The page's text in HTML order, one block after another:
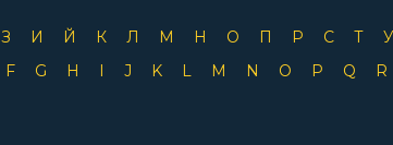
З И Й К Л М Н О П Р С Т
F G H I J K L M N O P Q R